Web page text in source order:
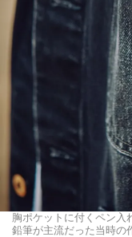
胸ポケットに付くペン入
鉛筆が主流だった当時の